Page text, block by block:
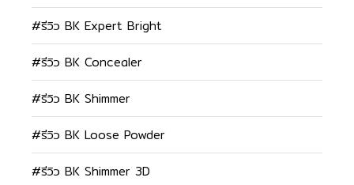
#รีวิว BK Expert Bright
#รีวิว BK Concealer
#รีวิว BK Shimmer
#รีวิว BK Loose Powder
#รีวิว BK Shimmer 3D